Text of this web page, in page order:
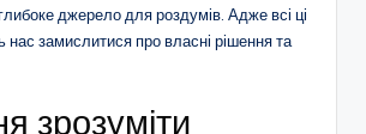
джерело для роздумів. Адже всі ці
замислитися про власні рішення та
зрозуміти